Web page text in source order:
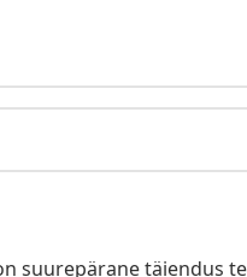
suurepärane täiendus